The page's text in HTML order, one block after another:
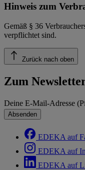
Hinweis zum
Gemäß § 36
verpflichtet sind.
Zurück nach oben
Zum
Deine E-Mail-Adresse
Absenden
EDEKA auf
EDEKA auf
EDEKA auf